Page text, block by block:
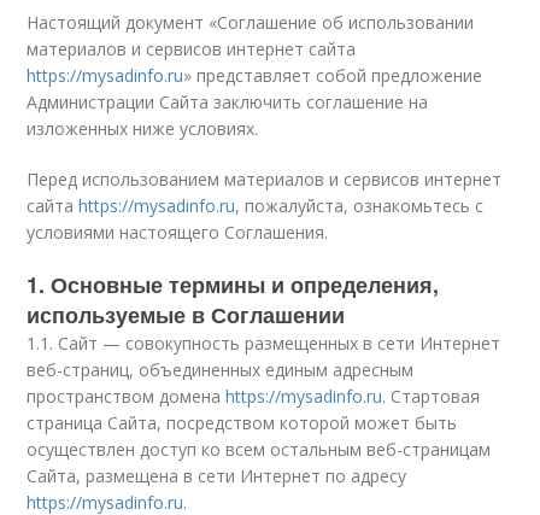
Настоящий документ «Соглашение об использовании
материалов и сервисов интернет сайта
https://mysadinfo.ru» представляет собой предложение
Администрации Сайта заключить соглашение на
изложенных ниже условиях.
Перед использованием материалов и сервисов интернет
сайтаhttps://mysadinfo.ru, пожалуйста, ознакомьтесь с
условиями настоящего Соглашения.
1. Основные термины и определения,
используемые в Соглашении
1.1. Сайт — совокупность размещенных в сети Интернет
веб-страниц, объединенных единым адресным
пространством доменаhttps://mysadinfo.ru. Стартовая
страница Сайта, посредством которой может быть
осуществлен доступ ко всем остальным веб-страницам
Сайта, размещена в сети Интернет по адресу
https://mysadinfo.ru.